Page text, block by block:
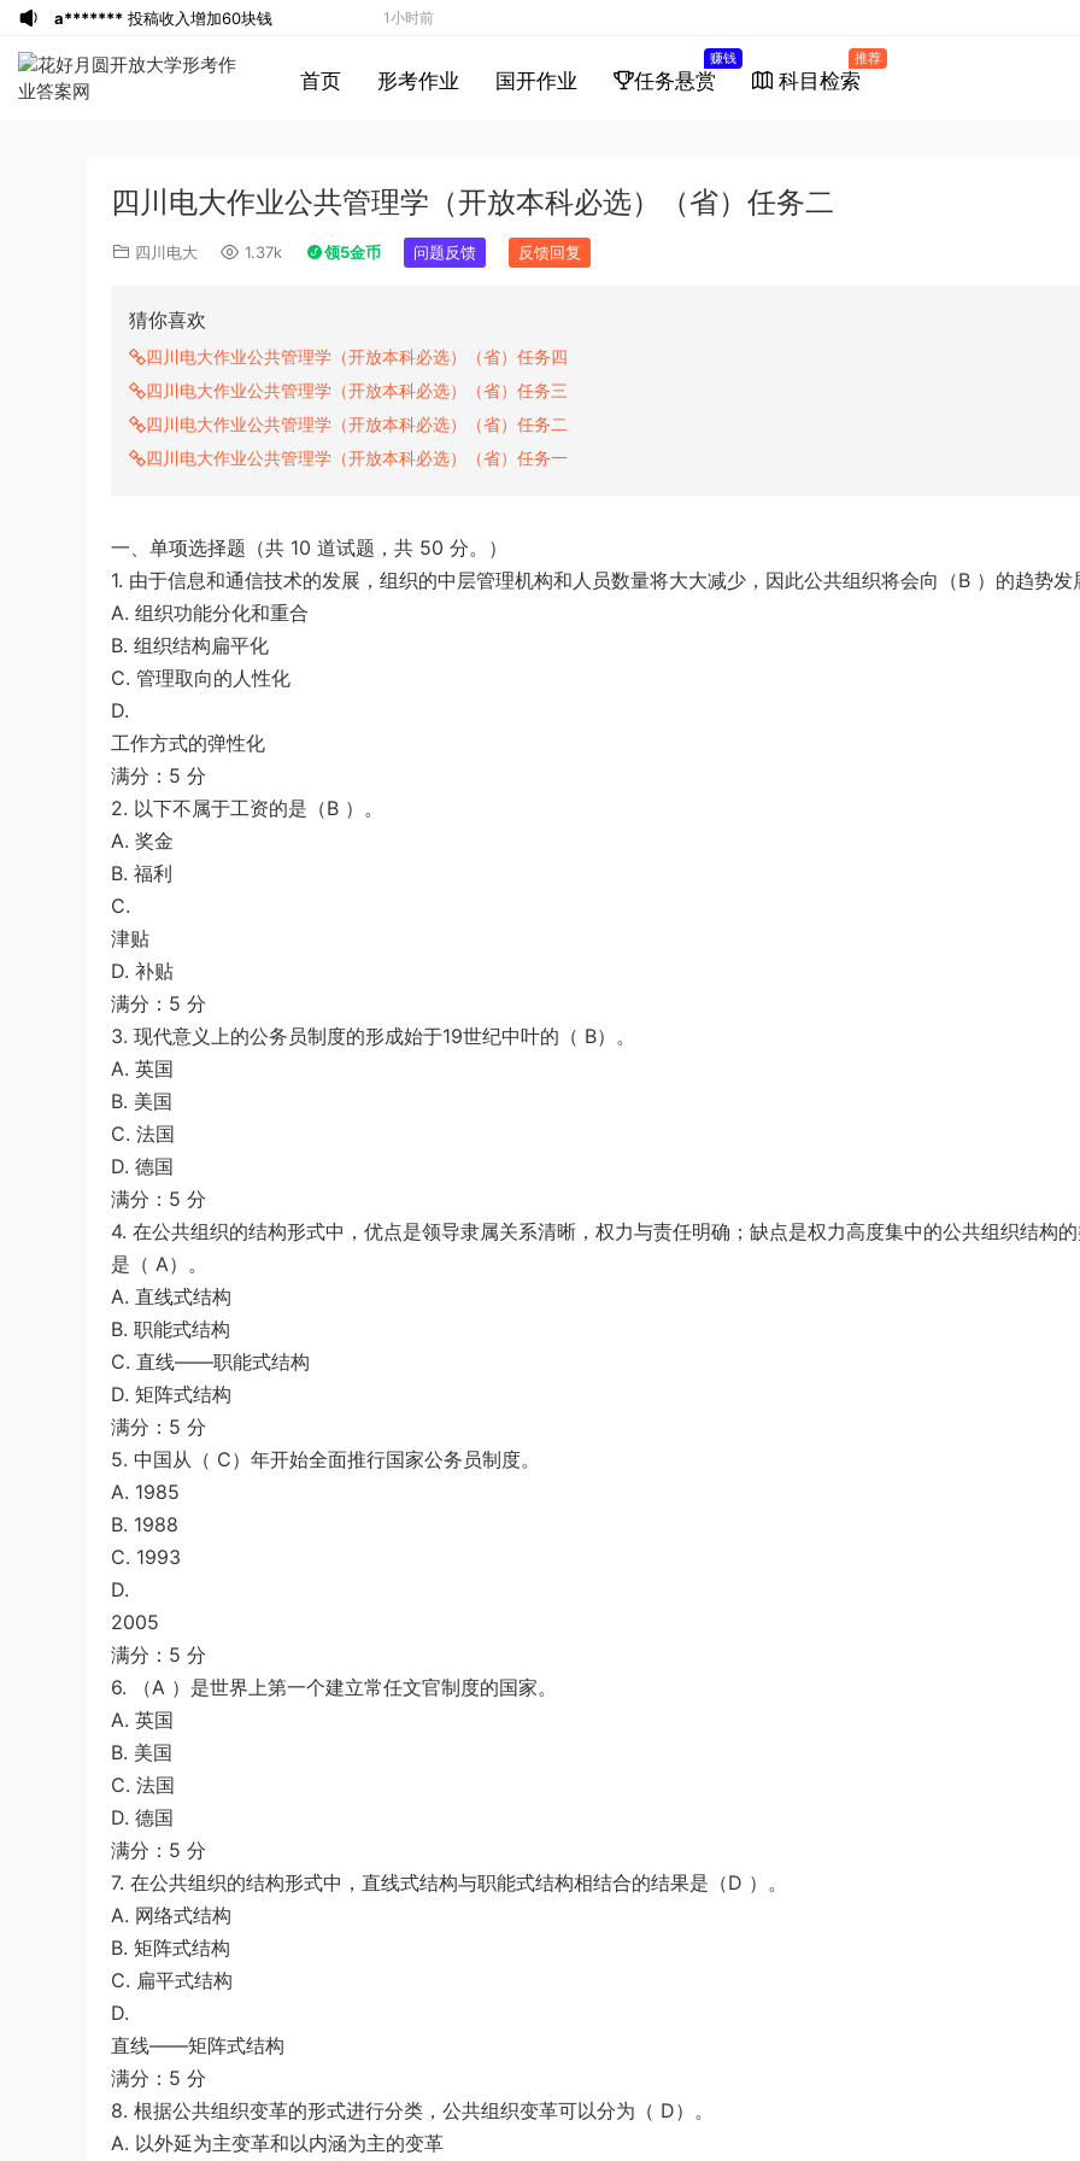
首页 形考作业 国开作业 任务悬赏
赚钱
科目检索
推荐
四川电大作业公共管理学（开放本科必选）（省）任务二
四川电大 1.37k 领5金币 问题反馈 反馈回复
猜你喜欢
四川电大作业公共管理学（开放本科必选）（省）任务四
四川电大作业公共管理学（开放本科必选）（省）任务三
四川电大作业公共管理学（开放本科必选）（省）任务二
四川电大作业公共管理学（开放本科必选）（省）任务一
一、单项选择题（共 10 道试题，共 50 分。）
1. 由于信息和通信技术的发展，组织的中层管理机构和人员数量将大大减少，因此公共组织将会向（B ）的趋势发
A. 组织功能分化和重合
B. 组织结构扁平化
C. 管理取向的人性化
D.
工作方式的弹性化
满分：5 分
2. 以下不属于工资的是（B ）。
A. 奖金
B. 福利
C.
津贴
D. 补贴
满分：5 分
3. 现代意义上的公务员制度的形成始于19世纪中叶的（ B）。
A. 英国
B. 美国
C. 法国
D. 德国
满分：5 分
4. 在公共组织的结构形式中，优点是领导隶属关系清晰，权力与责任明确；缺点是权力高度集中的公共组织结构
是（ A）。
A. 直线式结构
B. 职能式结构
C. 直线——职能式结构
D. 矩阵式结构
满分：5 分
5. 中国从（ C）年开始全面推行国家公务员制度。
A. 1985
B. 1988
C. 1993
D.
2005
满分：5 分
6. （A ）是世界上第一个建立常任文官制度的国家。
A. 英国
B. 美国
C. 法国
D. 德国
满分：5 分
7. 在公共组织的结构形式中，直线式结构与职能式结构相结合的结果是（D ）。
A. 网络式结构
B. 矩阵式结构
C. 扁平式结构
D.
直线——矩阵式结构
满分：5 分
8. 根据公共组织变革的形式进行分类，公共组织变革可以分为（ D）。
A. 以外延为主变革和以内涵为主的变革
a******* 投稿收入增加60块钱 1小时前
u*******签到打卡，获得1元奖励
游客下载了资源
2019年广东公务员考试
3小时前
從起床到就寢，用大腦喜歡的模式，活出
u*******下载了资源順著大腦來生活：
4小时前
創意、健康與生產力的最高生活法
4小时前
4小时前
加入了本站
签到打卡，获得1元奖励 5小时前
签到打卡，获得1元奖励 5小时前
登录了本站 4分钟前
测》真题（河南县级以上）答案及解析
购买了资源代寫國立空中大學
1小时前